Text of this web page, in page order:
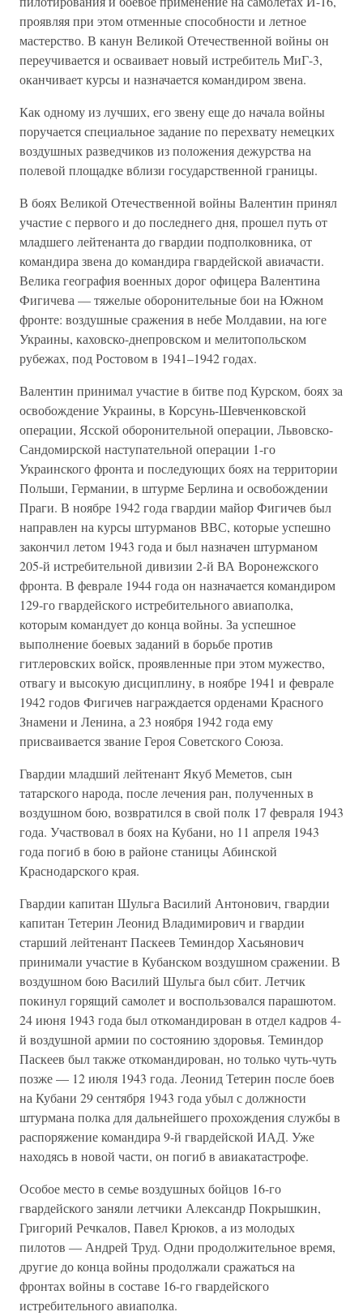
проявляя при этом отменные способности и летное
мастерство. В канун Великой Отечественной войны он
переучивается и осваивает новый истребитель МиГ-3,
оканчивает курсы и назначается командиром звена.
Как одному из лучших, его звену еще до начала войны
поручается специальное задание по перехвату немецких
воздушных разведчиков из положения дежурства на
полевой площадке вблизи государственной границы.
В боях Великой Отечественной войны Валентин принял
участие с первого и до последнего дня, прошел путь от
младшего лейтенанта до гвардии подполковника, от
командира звена до командира гвардейской авиачасти.
Велика география военных дорог офицера Валентина
Фигичева — тяжелые оборонительные бои на Южном
фронте: воздушные сражения в небе Молдавии, на юге
Украины, каховско-днепровском и мелитопольском
рубежах, под Ростовом в 1941–1942 годах.
Валентин принимал участие в битве под Курском, боях за
освобождение Украины, в Корсунь-Шевченковской
операции, Ясской оборонительной операции, Львовско-
Сандомирской наступательной операции 1-го
Украинского фронта и последующих боях на территории
Польши, Германии, в штурме Берлина и освобождении
Праги. В ноябре 1942 года гвардии майор Фигичев был
направлен на курсы штурманов ВВС, которые успешно
закончил летом 1943 года и был назначен штурманом
205-й истребительной дивизии 2-й ВА Воронежского
фронта. В феврале 1944 года он назначается командиром
129-го гвардейского истребительного авиаполка,
которым командует до конца войны. За успешное
выполнение боевых заданий в борьбе против
гитлеровских войск, проявленные при этом мужество,
отвагу и высокую дисциплину, в ноябре 1941 и феврале
1942 годов Фигичев награждается орденами Красного
Знамени и Ленина, а 23 ноября 1942 года ему
присваивается звание Героя Советского Союза.
Гвардии младший лейтенант Якуб Меметов, сын
татарского народа, после лечения ран, полученных в
воздушном бою, возвратился в свой полк 17 февраля 1943
года. Участвовал в боях на Кубани, но 11 апреля 1943
года погиб в бою в районе станицы Абинской
Краснодарского края.
Гвардии капитан Шульга Василий Антонович, гвардии
капитан Тетерин Леонид Владимирович и гвардии
старший лейтенант Паскеев Теминдор Хасьянович
принимали участие в Кубанском воздушном сражении. В
воздушном бою Василий Шульга был сбит. Летчик
покинул горящий самолет и воспользовался парашютом.
24 июня 1943 года был откомандирован в отдел кадров 4-
й воздушной армии по состоянию здоровья. Теминдор
Паскеев был также откомандирован, но только чуть-чуть
позже — 12 июля 1943 года. Леонид Тетерин после боев
на Кубани 29 сентября 1943 года убыл с должности
штурмана полка для дальнейшего прохождения службы в
распоряжение командира 9-й гвардейской ИАД. Уже
находясь в новой части, он погиб в авиакатастрофе.
Особое место в семье воздушных бойцов 16-го
гвардейского заняли летчики Александр Покрышкин,
Григорий Речкалов, Павел Крюков, а из молодых
пилотов — Андрей Труд. Одни продолжительное время,
другие до конца войны продолжали сражаться на
фронтах войны в составе 16-го гвардейского
истребительного авиаполка.